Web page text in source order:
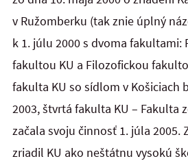
v Ružomberku (tak znie úplný
k 1. júlu 2000 s dvoma fakultami:
fakultou KU a Filozofickou
fakulta KU so sídlom v Košiciach
2003, štvrtá fakulta KU – Fakulta
začala svoju činnosť 1. júla 2005.
zriadil KU ako neštátnu vysokú